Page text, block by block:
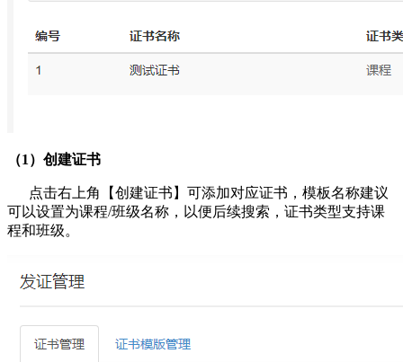
（1）创建证书
点击右上角【创建证书】可添加对应证书，模板名称建议
可以设置为课程/班级名称，以便后续搜索，证书类型支持课
程和班级。